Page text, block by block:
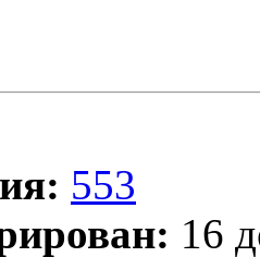
553
16